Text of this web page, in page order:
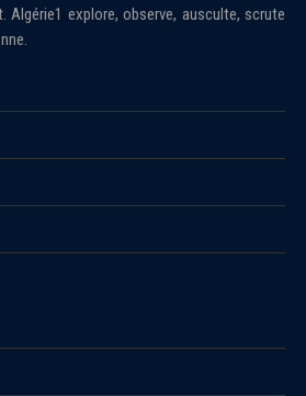
Algérie1 explore, observe, ausculte, scrute